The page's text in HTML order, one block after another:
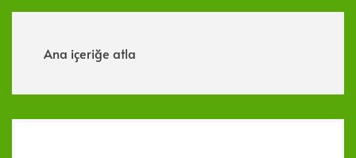
Ana içeriğe atla